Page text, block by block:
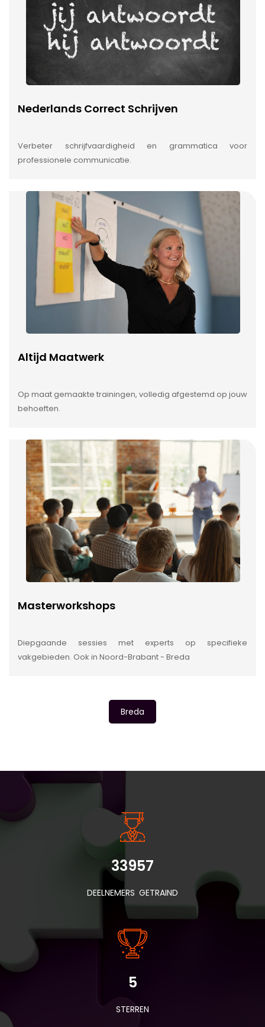
Nederlands Correct Schrijven
Verbeter schrijfvaardigheid en grammatica voor
professionele communicatie.
Altijd Maatwerk
Op maat gemaakte trainingen, volledig afgestemd op jouw
behoeften.
Masterworkshops
Diepgaande sessies met experts op specifieke
vakgebieden. Ook in Noord-Brabant - Breda
Breda
INSIDE INFORMATIE
33957
DEELNEMERS GETRAIND
5
STERREN